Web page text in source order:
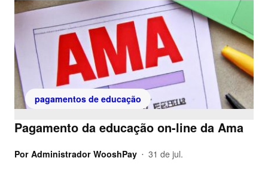
pagamentos de educação
Pagamento da educação on-line da Ama
Por Administrador WooshPay • 31 de jul.